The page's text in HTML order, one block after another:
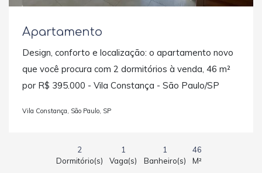
Apartamento
Design, conforto e localização: o apartamento novo
que você procura com 2 dormitórios à venda, 46 m²
por R$ 395.000 - Vila Constança - São Paulo/SP
Vila Constança, São Paulo, SP
2
Dormitório(s)
1
Vaga(s)
1
Banheiro(s)
46
M²